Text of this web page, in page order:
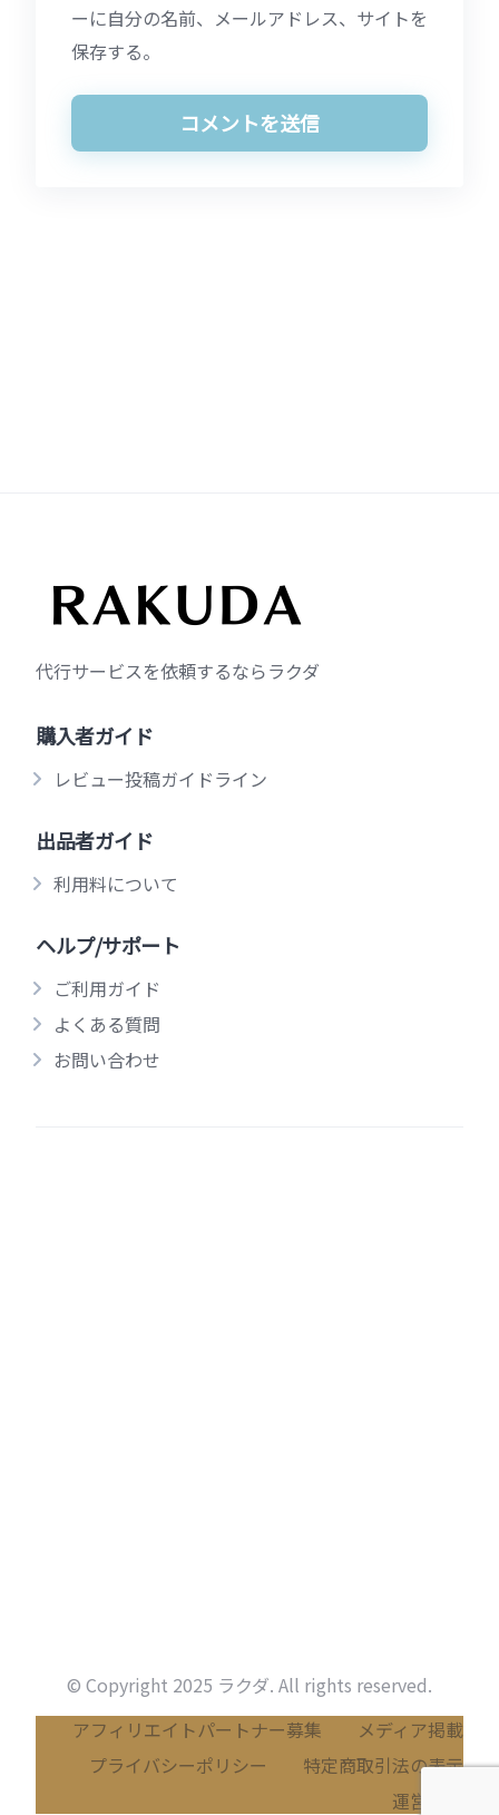
ーに自分の名前、メールアドレス、サイトを
保存する。
代行サービスを依頼するならラクダ
購入者ガイド
レビュー投稿ガイドライン
出品者ガイド
利用料について
ヘルプ/サポート
ご利用ガイド
よくある質問
お問い合わせ
© Copyright 2025 ラクダ. All rights reserved.
アフィリエイトパートナー募集
メディア掲載
プライバシーポリシー
特定商取引法の表示
運営会社